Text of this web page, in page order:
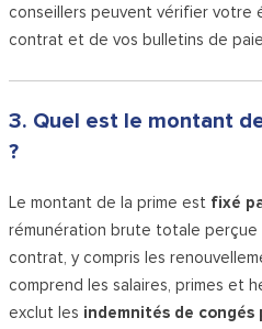
conseillers peuvent vérifier votre
contrat et de vos bulletins de
3. Quel est le montant
?
Le montant de la prime est fixé
rémunération brute totale
contrat, y compris les
comprend les salaires, primes et
exclut les indemnités de congés